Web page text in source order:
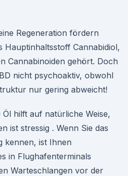
Regeneration fördern
Hauptinhaltsstoff Cannabidiol,
Cannabinoiden gehört. Doch
nicht psychoaktiv, obwohl
nur gering abweicht!
hilft auf natürliche Weise,
ist stressig . Wenn Sie das
kennen, ist Ihnen
in Flughafenterminals
Warteschlangen vor der